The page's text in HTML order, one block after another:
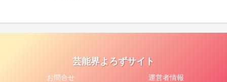
芸能界よろずサイト
お問合せ
運営者情報